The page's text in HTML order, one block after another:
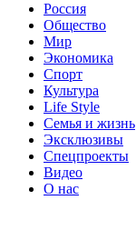
Россия
Общество
Мир
Экономика
Спорт
Культура
Life Style
Семья и жизнь
Эксклюзивы
Спецпроекты
Видео
О нас